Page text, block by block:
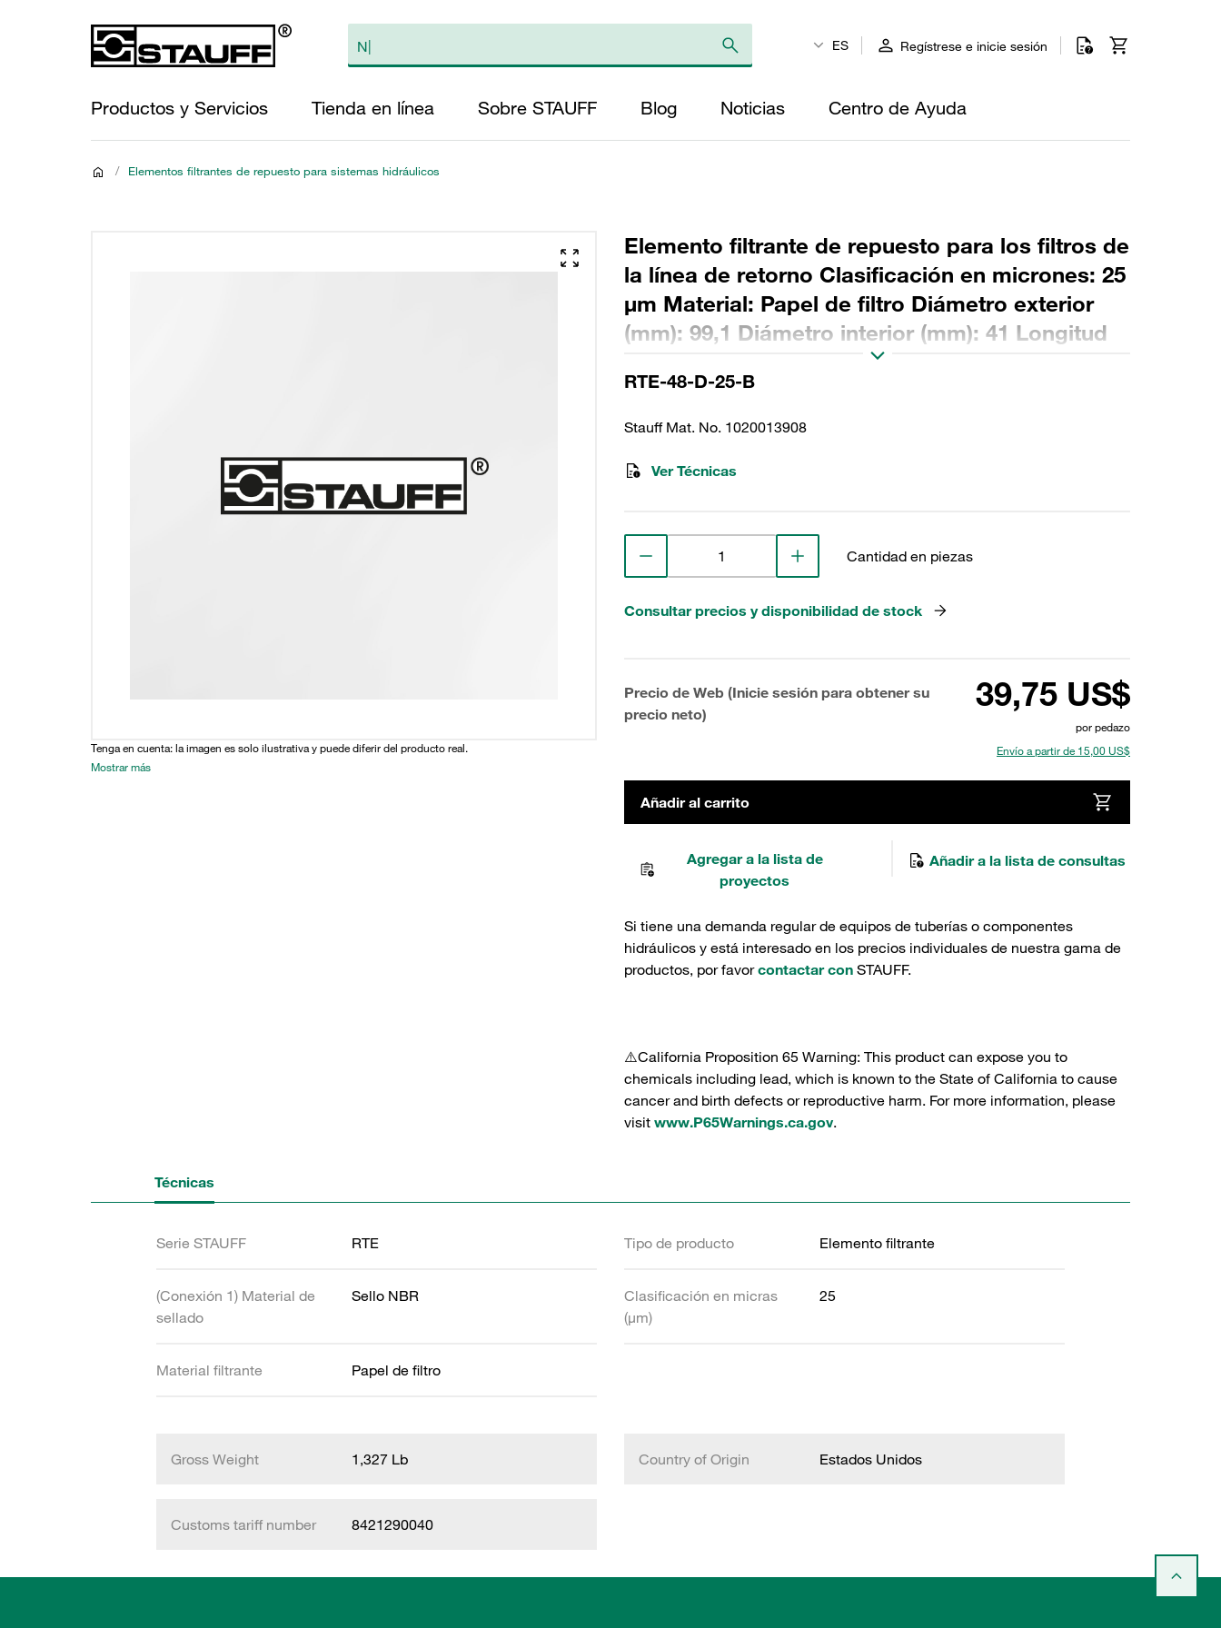
ES Regístrese e inicie sesión
Productos y Servicios Tienda en línea Sobre STAUFF Blog Noticias Centro de Ayuda
/ Elementos filtrantes de repuesto para sistemas hidráulicos
Tenga en cuenta: la imagen es solo ilustrativa y puede diferir del producto real.
Mostrar más
Elemento filtrante de repuesto para los filtros de
la línea de retorno Clasificación en micrones: 25
µm Material: Papel de filtro Diámetro exterior
(mm): 99,1 Diámetro interior (mm): 41 Longitud
(mm): 236,5 Sellado: NBR, relación β >2
RTE-48-D-25-B
Stauff Mat. No. 1020013908
Ver Técnicas
Cantidad en piezas
Consultar precios y disponibilidad de stock
Precio de Web (Inicie sesión para obtener su
precio neto)
39,75 US$
por pedazo
Envío a partir de 15,00 US$
Añadir al carrito
Agregar a la lista de
proyectos
Añadir a la lista de consultas
Si tiene una demanda regular de equipos de tuberías o componentes
hidráulicos y está interesado en los precios individuales de nuestra gama de
productos, por favorcontactar con STAUFF.
⚠️California Proposition 65 Warning: This product can expose you to
chemicals including lead, which is known to the State of California to cause
cancer and birth defects or reproductive harm. For more information, please
visit www.P65Warnings.ca.gov.
Técnicas
Serie STAUFF RTE Tipo de producto Elemento filtrante
(Conexión 1) Material de
sellado
Sello NBR
Clasificación en micras
(µm)
25
Material filtrante Papel de filtro
Gross Weight 1,327 Lb Country of Origin Estados Unidos
Customs tariff number 8421290040